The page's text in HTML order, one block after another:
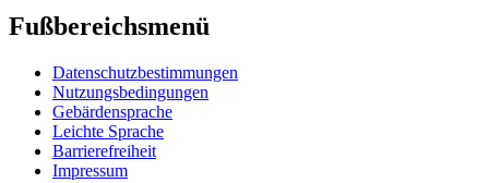
Fußbereichsmenü
Datenschutzbestimmungen
Nutzungsbedingungen
Gebärdensprache
Leichte Sprache
Barrierefreiheit
Impressum